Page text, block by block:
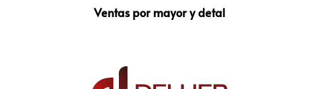
Ventas por mayor y detal